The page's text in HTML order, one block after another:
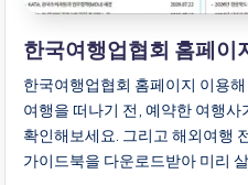
블
로
그
라
이
프
한국여행업협회 홈페이
한국여행업협회 홈페이지 이용
여행을 떠나기 전, 예약한 여행
확인해보세요. 그리고 해외여행
가이드북을 다운로드받아 미리